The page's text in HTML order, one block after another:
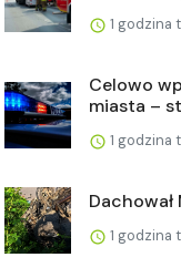
1 godzina
Celowo
miasta –
1 godzina
Dachował
1 godzina